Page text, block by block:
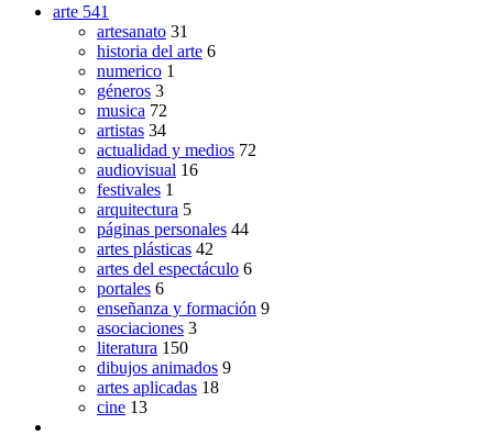
arte 541
artesanato 31
historia del arte 6
numerico 1
géneros 3
musica 72
artistas 34
actualidad y medios 72
audiovisual 16
festivales 1
arquitectura 5
páginas personales 44
artes plásticas 42
artes del espectáculo 6
portales 6
enseñanza y formación 9
asociaciones 3
literatura 150
dibujos animados 9
artes aplicadas 18
cine 13